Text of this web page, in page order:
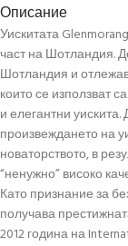
Описание
Уискитата
част на Шотландия.
Шотландия и
които се използват
и елегантни
произвеждането на
новаторството, в
“ненужно” високо
Като признание за
получава
2012 година на